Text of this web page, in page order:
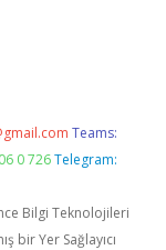
Teams:
0 726 Telegram:
Bilgi Teknolojileri
bir Yer Sağlayıcı